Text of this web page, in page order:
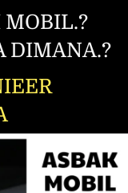
MOBIL.?
DIMANA.?